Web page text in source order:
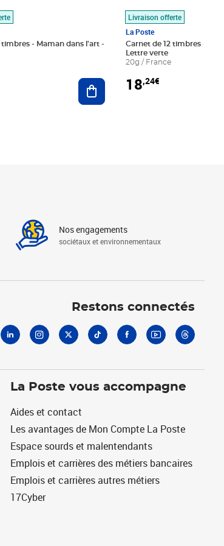
timbres - Maman dans l'art -
Ajouter au panier
Livraison offerte
La Poste
Carnet de 12 timbres - Le
Lettre verte
20g / France
18,24€
Nos engagements
sociétaux et environnementaux
Restons connectés
La Poste vous accompagne
Aides et contact
Les avantages de Mon Compte La Poste
Espace sourds et malentendants
Emplois et carrières des métiers bancaires
Emplois et carrières autres métiers
17Cyber